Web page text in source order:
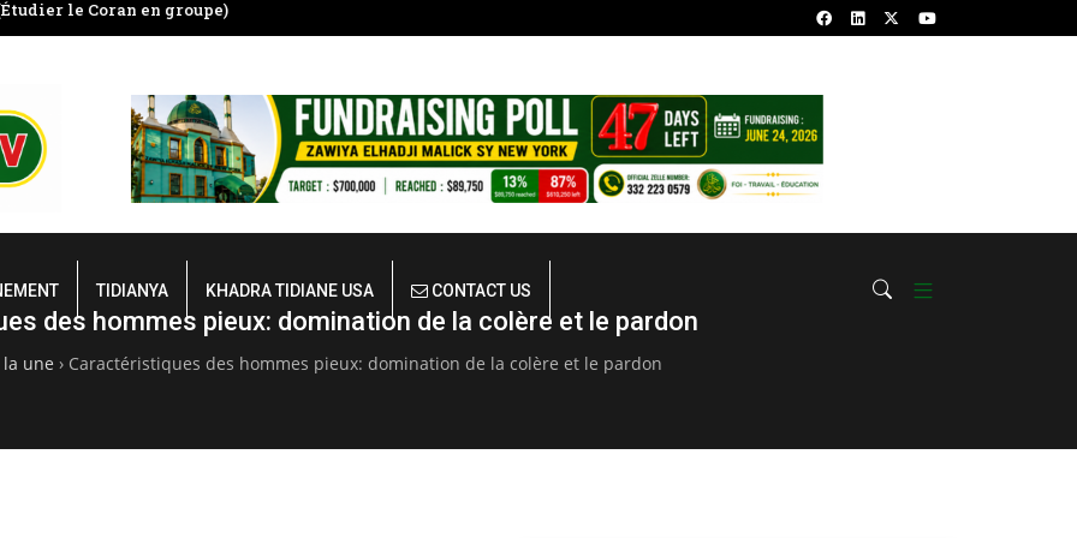
le Coran en groupe) Sourate Yasin: Quels Sont Les Bienfaits Et
Magiques A Bénéficier
TIDIANYA KHADRA TIDIANE USA CONTACT US
des hommes pieux: domination de la colère et le pardon
la une › Caractéristiques des hommes pieux: domination de la colère et le pardon